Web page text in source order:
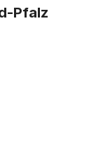
Pfalz